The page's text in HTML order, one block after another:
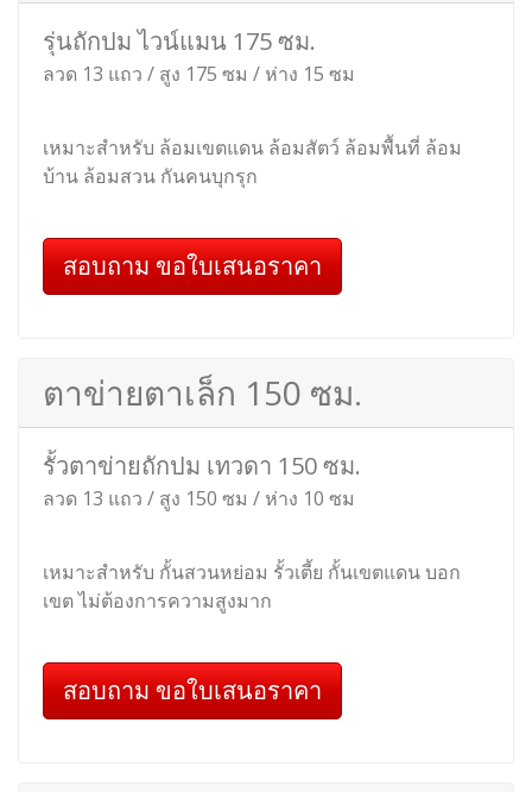
รุ่นถักปม ไวน์แมน 175 ซม.
ลวด 13 แถว / สูง 175 ซม / ห่าง 15 ซม
เหมาะสำหรับ ล้อมเขตแดน ล้อมสัตว์ ล้อมพื้นที่ ล้อม
บ้าน ล้อมสวน กันคนบุกรุก
สอบถาม ขอใบเสนอราคา
ตาข่ายตาเล็ก 150 ซม.